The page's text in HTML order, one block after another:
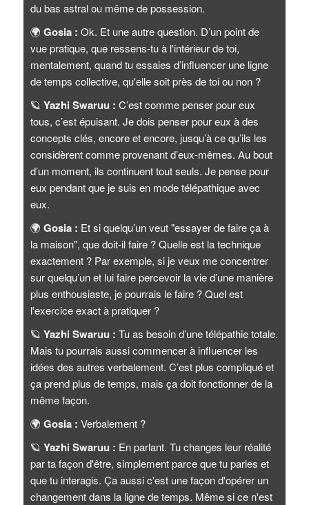
du bas astral ou même de possession.
🌍 Gosia : Ok. Et une autre question. D’un point de
vue pratique, que ressens-tu à l'intérieur de toi,
mentalement, quand tu essaies d’influencer une ligne
de temps collective, qu'elle soit près de toi ou non ?
🪐 Yazhi Swaruu : C’est comme penser pour eux
tous, c’est épuisant. Je dois penser pour eux à des
concepts clés, encore et encore, jusqu’à ce qu’ils les
considèrent comme provenant d’eux-mêmes. Au bout
d’un moment, ils continuent tout seuls. Je pense pour
eux pendant que je suis en mode télépathique avec
eux.
🌍 Gosia : Et si quelqu’un veut "essayer de faire ça à
la maison", que doit-il faire ? Quelle est la technique
exactement ? Par exemple, si je veux me concentrer
sur quelqu’un et lui faire percevoir la vie d’une manière
plus enthousiaste, je pourrais le faire ? Quel est
l'exercice exact à pratiquer ?
🪐 Yazhi Swaruu : Tu as besoin d’une télépathie totale.
Mais tu pourrais aussi commencer à influencer les
idées des autres verbalement. C’est plus compliqué et
ça prend plus de temps, mais ça doit fonctionner de la
même façon.
🌍 Gosia : Verbalement ?
🪐 Yazhi Swaruu : En parlant. Tu changes leur réalité
par ta façon d'être, simplement parce que tu parles et
que tu interagis. Ça aussi c'est une façon d'opérer un
changement dans la ligne de temps. Même si ce n'est